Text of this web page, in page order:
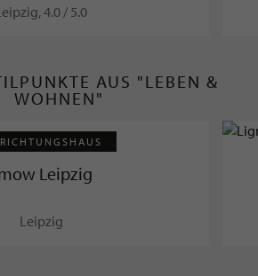
4.0 / 5.0
AUS "LEBEN &
WOHNEN"
Leipzig
Leipzig